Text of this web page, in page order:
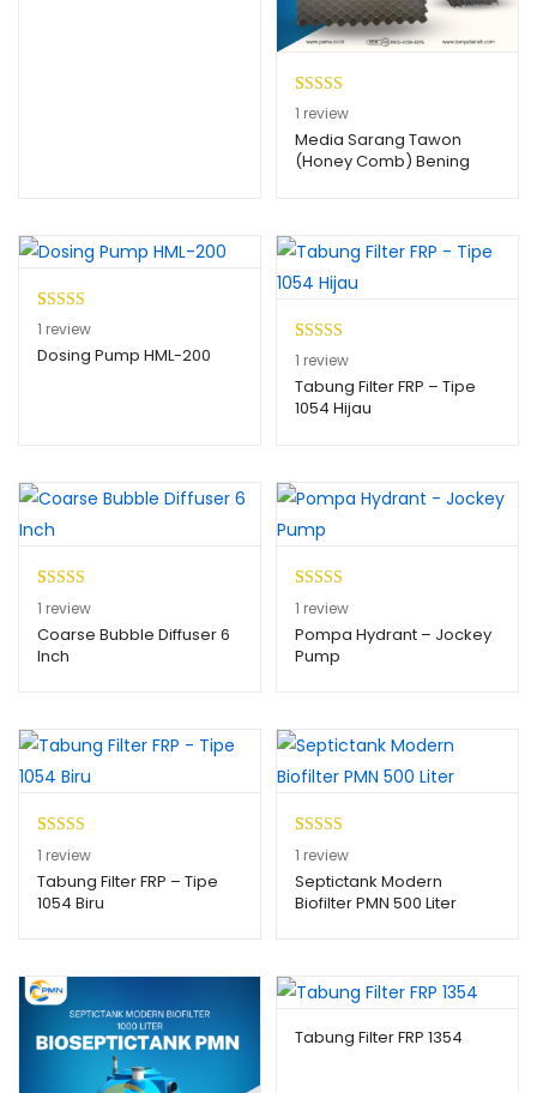
Peringkat
5.00dari 5
berdasarkan
11 review
Media Sarang Tawon
(Honey Comb) Bening
Peringkat
5.00dari 5
11 review
Dosing Pump HML-200
Peringkat
5.00dari 5
berdasarkan
11 review
Tabung Filter FRP – Tipe
1054 Hijau
Peringkat
5.00dari 5
berdasarkan
11 review
Coarse Bubble Diffuser 6
Inch
Peringkat
4.00dari
5
1
penilaian
pelanggan
1 review
Pompa Hydrant – Jockey
Pump
Peringkat
4.00dari
5
1
penilaian
pelanggan
1 review
Tabung Filter FRP – Tipe
1054 Biru
Peringkat
4.00dari
5
1
penilaian
pelanggan
1 review
Septictank Modern
Biofilter PMN 500 Liter
Tabung Filter FRP 1354